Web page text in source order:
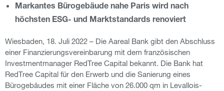
Markantes Bürogebäude nahe Paris wird nach
höchsten ESG- und Marktstandards renoviert
Wiesbaden, 18. Juli 2022 – Die Aareal Bank gibt den Abschluss
einer Finanzierungsvereinbarung mit dem französischen
Investmentmanager RedTree Capital bekannt. Die Bank hat
RedTree Capital für den Erwerb und die Sanierung eines
Bürogebäudes mit einer Fläche von 26.000 qm in Levallois-